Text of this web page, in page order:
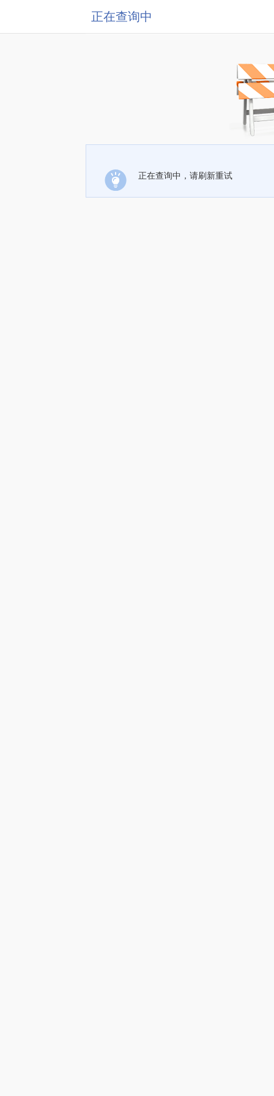
正在查询中
正在查询中，请刷新重试